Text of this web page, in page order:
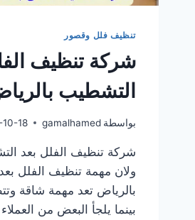
تنظيف فلل وقصور
شركة تنظيف
التشطيب
بواسطة gamalhamed
18
شركة تنظيف الفلل بعد
ولان مهمة تنظيف الفلل
بالرياض تعد مهمة شاقة
بينما يلجأ البعض من